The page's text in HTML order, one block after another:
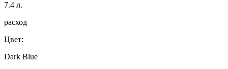
7.4 л.
расход
Цвет:
Dark Blue